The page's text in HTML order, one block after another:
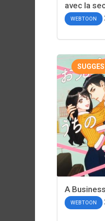
avec la
WEBTOON
A
WEBTOON